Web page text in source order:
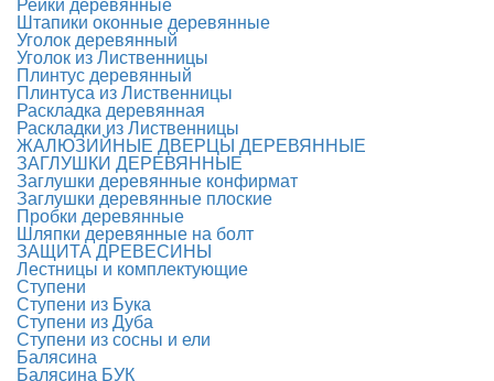
Штапики оконные деревянные
Уголок деревянный
Уголок из Лиственницы
Плинтус деревянный
Плинтуса из Лиственницы
Раскладка деревянная
Раскладки из Лиственницы
ЖАЛЮЗИЙНЫЕ ДВЕРЦЫ ДЕРЕВЯННЫЕ
ЗАГЛУШКИ ДЕРЕВЯННЫЕ
Заглушки деревянные конфирмат
Заглушки деревянные плоские
Пробки деревянные
Шляпки деревянные на болт
ЗАЩИТА ДРЕВЕСИНЫ
Лестницы и комплектующие
Ступени
Ступени из Бука
Ступени из Дуба
Ступени из сосны и ели
Балясина
Балясина БУК